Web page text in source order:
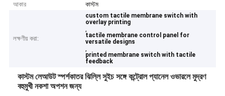
আকার
কাস্টম
লক্ষণীয় করা:
custom tactile membrane switch with
overlay printing
,
tactile membrane control panel for
versatile designs
,
printed membrane switch with tactile
feedback
কাস্টম লেআউট স্পর্শকাতর ঝিল্লি সুইচ সঙ্গে কন্ট্রোল প্যানেল ওভারলে মুদ্রণ
বহুমুখী নকশা অপশন জন্য